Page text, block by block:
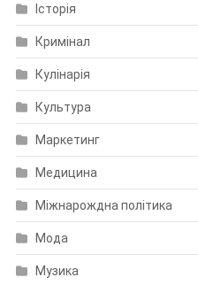
Історія
Кримінал
Кулінарія
Культура
Маркетинг
Медицина
Міжнарождна політика
Мода
Музика